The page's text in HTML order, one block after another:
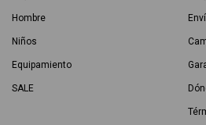
Hombre
Niños
Equipamiento
SALE